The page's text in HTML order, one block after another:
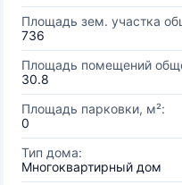
Площадь зем. участка
736
Площадь помещений
30.8
Площадь парковки, м²:
0
Тип дома:
Многоквартирный дом